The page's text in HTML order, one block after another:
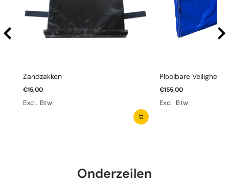
Zandzakken
€15,00
Excl. Btw
Plooibare
€155,00
Excl. Btw
Onderzeilen